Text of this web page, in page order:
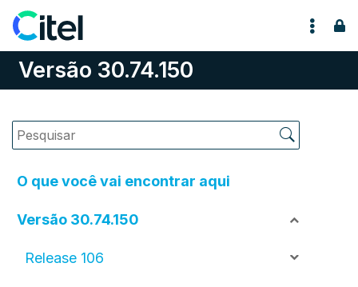
Pular para o conteúdo
Versão 30.74.150
O que você vai encontrar aqui
Versão 30.74.150
Release 106